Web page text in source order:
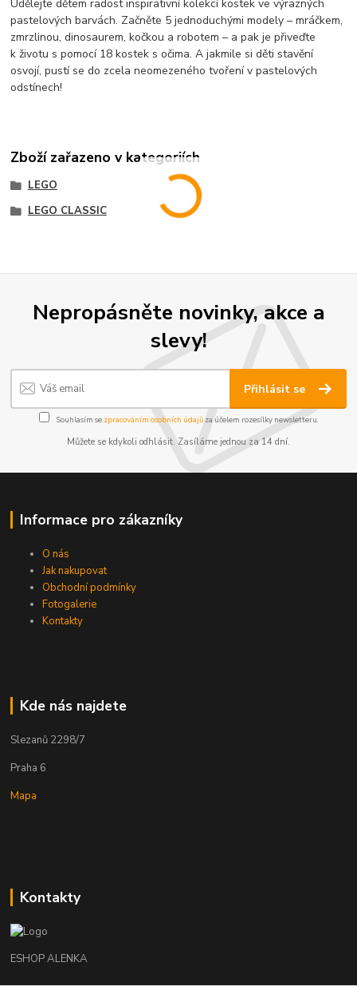
Udělejte dětem radost inspirativní kolekcí kostek ve výrazných
pastelových barvách. Začněte 5 jednoduchými modely – mráčkem,
zmrzlinou, dinosaurem, kočkou a robotem – a pak je přiveďte
k životu s pomocí 18 kostek s očima. A jakmile si děti stavění
osvojí, pustí se do zcela neomezeného tvoření v pastelových
odstínech!
Zboží zařazeno v kategoriích
LEGO
LEGO CLASSIC
Nepropásněte novinky, akce a
slevy!
Přihlásit se
Souhlasím se zpracováním osobních údajůza účelem rozesílky newsletteru.
Můžete se kdykoli odhlásit. Zasíláme jednou za 14 dní.
Informace pro zákazníky
O nás
Jak nakupovat
Obchodní podmínky
Fotogalerie
Kontakty
Kde nás najdete
Slezanů 2298/7
Praha 6
Mapa
Kontakty
ESHOP ALENKA